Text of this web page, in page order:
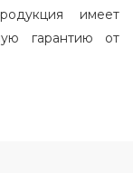
имеет
гарантию от